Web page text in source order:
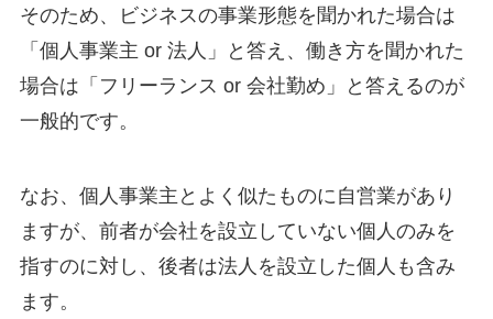
そのため、ビジネスの事業形態を聞かれた場合は
「個人事業主 or 法人」と答え、働き方を聞かれた
場合は「フリーランス or 会社勤め」と答えるのが
一般的です。
なお、個人事業主とよく似たものに自営業があり
ますが、前者が会社を設立していない個人のみを
指すのに対し、後者は法人を設立した個人も含み
ます。